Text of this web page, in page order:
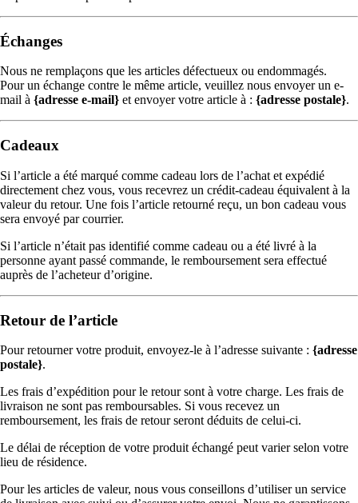
Échanges
Nous ne remplaçons que les articles défectueux ou endommagés.
Pour un échange contre le même article, veuillez nous envoyer un e-
mail à {adresse e-mail} et envoyer votre article à : {adresse postale}.
Cadeaux
Si l’article a été marqué comme cadeau lors de l’achat et expédié
directement chez vous, vous recevrez un crédit-cadeau équivalent à la
valeur du retour. Une fois l’article retourné reçu, un bon cadeau vous
sera envoyé par courrier.
Si l’article n’était pas identifié comme cadeau ou a été livré à la
personne ayant passé commande, le remboursement sera effectué
auprès de l’acheteur d’origine.
Retour de l’article
Pour retourner votre produit, envoyez-le à l’adresse suivante : {adresse
postale}.
Les frais d’expédition pour le retour sont à votre charge. Les frais de
livraison ne sont pas remboursables. Si vous recevez un
remboursement, les frais de retour seront déduits de celui-ci.
Le délai de réception de votre produit échangé peut varier selon votre
lieu de résidence.
Pour les articles de valeur, nous vous conseillons d’utiliser un service